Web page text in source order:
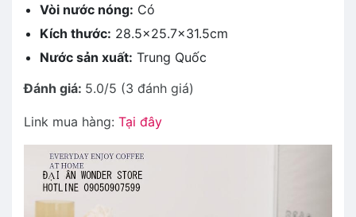
Vòi nước nóng: Có
Kích thước: 28.5×25.7×31.5cm
Nước sản xuất: Trung Quốc
Đánh giá: 5.0/5 (3 đánh giá)
Link mua hàng: Tại đây